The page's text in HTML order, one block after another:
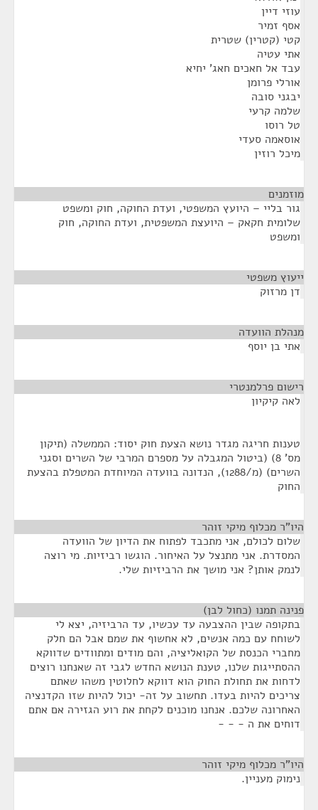
עוזי דיין
אסף זמיר
קטי (קטרין) שטרית
אתי עטיה
עבד אל חאכים חאג' יחיא
אורלי פרומן
יבגני סובה
שלמה קרעי
טל רוסו
אוסאמה סעדי
מיכל רוזין
מוזמנים
גור בליי – היועץ המשפטי, ועדת החוקה, חוק ומשפט
שלומית חקאק – היועצת המשפטית, ועדת החוקה, חוק
ומשפט
ייעוץ משפטי
דן מרזוק
מנהלת הוועדה
אתי בן יוסף
רישום פרלמנטרי
לאה קיקיון
טענות חריגה מגדר נושא הצעת חוק יסוד: הממשלה (תיקון
מס' 8) (ביטול המגבלה על מספרם המרבי של השרים וסגני
השרים) (מ/1288), הנדונה בוועדה המיוחדת המטפלת בהצעת
החוק
היו"ר מכלוף מיקי זוהר
שלום לכולם, אני מתכבד לפתוח את הדיון של הוועדה
המסדרת. אני מתנצל על האיחור. הוגשו רביזיות. מי רוצה
לנמק אותן? אני מושך את הרביזיות שלי.
פנינה תמנו (כחול לבן)
בתקופה שבין ההצבעה עד עכשיו, עד הרביזיה, יצא לי
לשוחח עם כמה אנשים, לא אחשוף את שמם אבל הם חלק
מחברי הכנסת של הקואליציה, והם מודים ומתוודים שדווקא
ההסתייגות שלנו, טענת הנושא החדש לגבי זה שאנחנו רוצים
לדחות את תחולת החוק הוא דווקא לחלוטין משהו שאתם
צריכים להיות בעדו. תחשוב על זה- יכול להיות שזו הקדנציה
האחרונה שלכם. אנחנו מוכנים לקחת את רוע הגזירה אם אתם
דוחים את ה - - -
היו"ר מכלוף מיקי זוהר
נימוק מעניין.